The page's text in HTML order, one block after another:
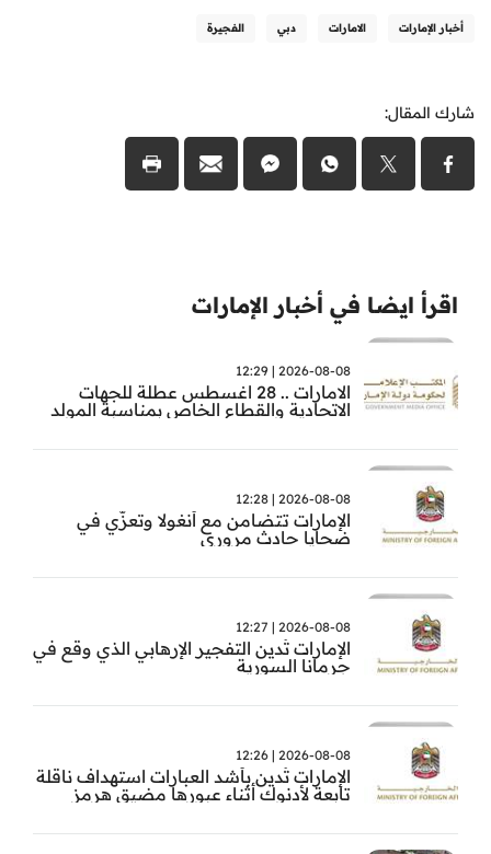
أخبار الإمارات الامارات دبي الفجيرة
شارك المقال:
اقرأ ايضا في أخبار الإمارات
2026-08-08 | 12:29
الامارات .. 28 اغسطس عطلة للجهات
الاتحادية والقطاع الخاص بمناسبة المولد
2026-08-08 | 12:28
الإمارات تتضامن مع أنغولا وتعزّي في
ضحايا حادث مروري
2026-08-08 | 12:27
الإمارات تُدين التفجير الإرهابي الذي وقع في
جرمانا السورية
2026-08-08 | 12:26
الإمارات تُدين بأشد العبارات استهداف ناقلة
تابعة لأدنوك أثناء عبورها مضيق هرمز